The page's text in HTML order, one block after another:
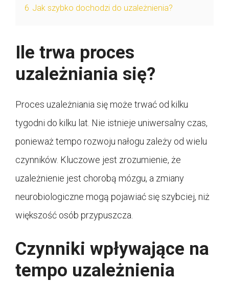
6 Jak szybko dochodzi do uzależnienia?
Ile trwa proces
uzależniania się?
Proces uzależniania się może trwać od kilku
tygodni do kilku lat. Nie istnieje uniwersalny czas,
ponieważ tempo rozwoju nałogu zależy od wielu
czynników. Kluczowe jest zrozumienie, że
uzależnienie jest chorobą mózgu, a zmiany
neurobiologiczne mogą pojawiać się szybciej, niż
większość osób przypuszcza.
Czynniki wpływające na
tempo uzależnienia